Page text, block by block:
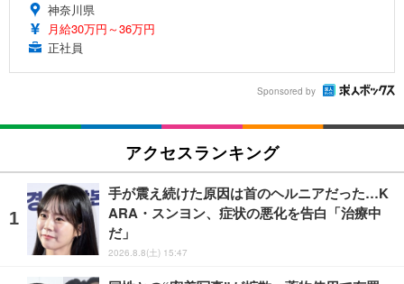
神奈川県
月給30万円～36万円
正社員
Sponsored by
アクセスランキング
手が震え続けた原因は首のヘルニアだった…K
ARA・スンヨン、症状の悪化を告白「治療中
だ」
2026.8.8(土) 15:47